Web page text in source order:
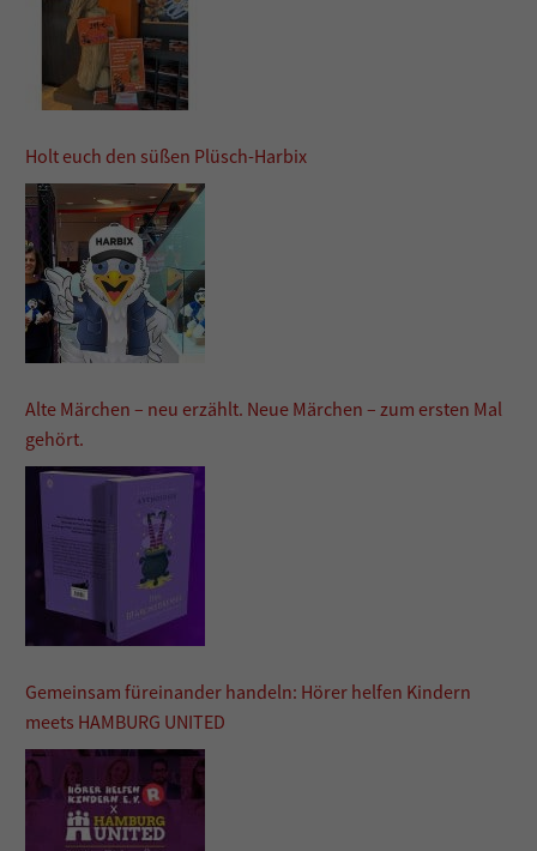
Holt euch den süßen Plüsch-Harbix
Alte Märchen – neu erzählt. Neue Märchen – zum ersten Mal
gehört.
Gemeinsam füreinander handeln: Hörer helfen Kindern
meets HAMBURG UNITED